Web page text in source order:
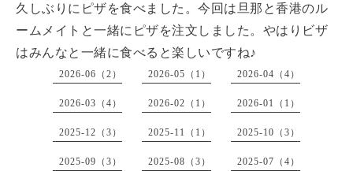
久しぶりにピザを食べました。今回は旦那と香港のル
ームメイトと一緒にピザを注文しました。やはりビザ
はみんなと一緒に食べると楽しいですね♪
2026-06（2） 2026-05（1） 2026-04（4）
2026-03（4） 2026-02（1） 2026-01（1）
2025-12（3） 2025-11（1） 2025-10（3）
2025-09（3） 2025-08（3） 2025-07（4）